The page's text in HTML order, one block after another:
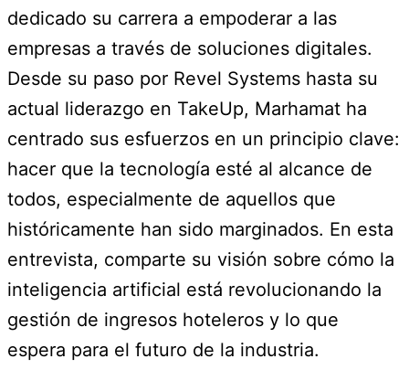
dedicado su carrera a empoderar a las
empresas a través de soluciones digitales.
Desde su paso por Revel Systems hasta su
actual liderazgo en TakeUp, Marhamat ha
centrado sus esfuerzos en un principio clave:
hacer que la tecnología esté al alcance de
todos, especialmente de aquellos que
históricamente han sido marginados. En esta
entrevista, comparte su visión sobre cómo la
inteligencia artificial está revolucionando la
gestión de ingresos hoteleros y lo que
espera para el futuro de la industria.